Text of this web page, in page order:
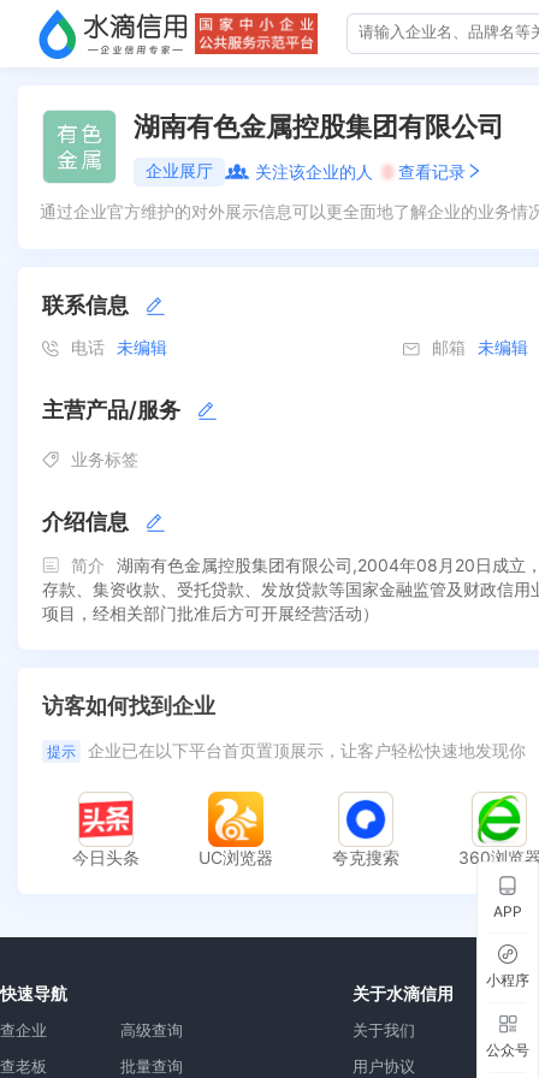
湖南有色金属控股集团有限公司
企业展厅 关注该企业的人 0 查看记录
通过企业官方维护的对外展示信息可以更全面地了解企业的业务
联系信息
电话 未编辑 邮箱 未编辑
主营产品/服务
业务标签
介绍信息
简介
湖南有色金属控股集团有限公司,2004年08月20日成立
存款、集资收款、受托贷款、发放贷款等国家金融监管及财政信
项目，经相关部门批准后方可开展经营活动）
访客如何找到企业
提示 企业已在以下平台首页置顶展示，让客户轻松快速地发现你
今日头条 UC浏览器 夸克搜索 360浏览
快速导航
查企业
查老板
高级查询
批量查询
关于水滴信用
关于我们
用户协议
APP
小程序
公众号